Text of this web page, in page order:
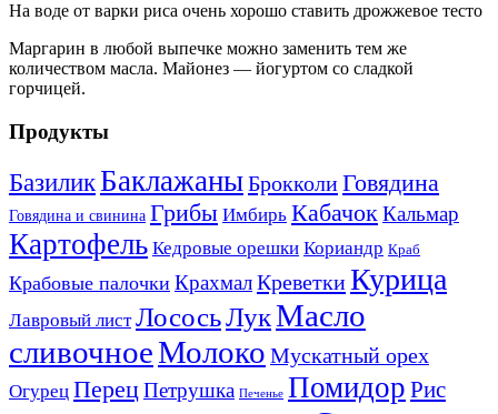
На воде от варки риса очень хорошо ставить дрожжевое тесто
Маргарин в любой выпечке можно заменить тем же
количеством масла. Майонез — йогуртом со сладкой
горчицей.
Продукты
БазиликБаклажаныБрокколиГовядина
Говядина и свинина Грибы Имбирь КабачокКальмар
Картофель Кедровые орешки Кориандр Краб
Крабовые палочки КрахмалКреветкиКурица
Лавровый лист ЛососьЛукМасло
сливочноеМолоко Мускатный орех
Огурец ПерецПетрушка Печенье Помидор Рис